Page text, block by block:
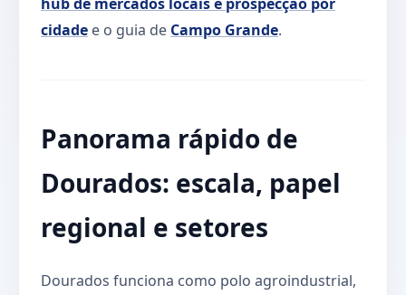
cidade e o guia de Campo Grande.
Panorama rápido de
Dourados: escala, papel
regional e setores
Dourados funciona como polo agroindustrial,